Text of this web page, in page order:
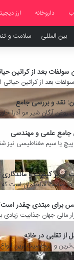
داروخانه ارز
بین المللی سلامت و
سولفات بعد از کراتین
بعد از کراتین
نقد و بررسی جامع
روغن آرگان شیر مو آدرا
جامع علمی و مهندسی
یا سیم مغناطیسی
و ماندگاری
است که نقش اساسی
چقدر است؟
زیادی برای تازه
انواع عسل در بازار